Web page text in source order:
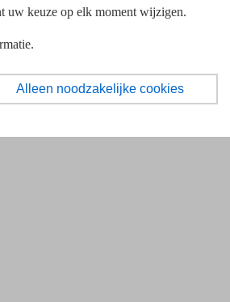
uw keuze op elk moment wijzigen.
Alleen noodzakelijke cookies